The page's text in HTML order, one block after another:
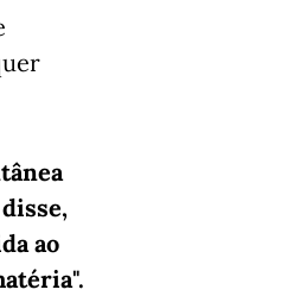
ao